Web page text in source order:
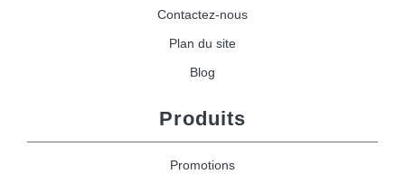
Contactez-nous
Plan du site
Blog
Produits
Promotions